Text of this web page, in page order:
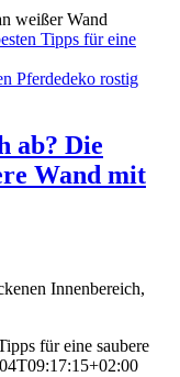
Tipps für eine
ab? Die
Wand mit
Innenbereich,
für eine saubere